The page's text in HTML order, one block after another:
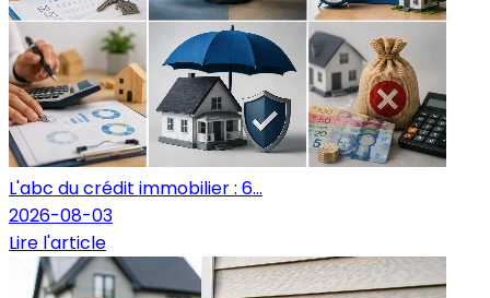
L'abc du crédit immobilier : 6...
2026-08-03
Lire l'article